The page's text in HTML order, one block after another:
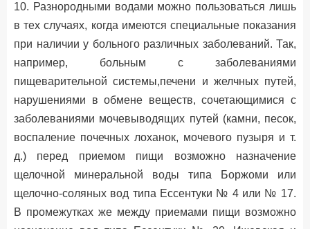
10. Разнородными водами можно пользоваться лишь
в тех случаях, когда имеются специальные показания
при наличии у больного различных заболеваний. Так,
например, больным с заболеваниями
пищеварительной системы,печени и желчных путей,
нарушениями в обмене веществ, сочетающимися с
заболеваниями мочевыводящих путей (камни, песок,
воспаление почечных лоханок, мочевого пузыря и т.
д.) перед приемом пищи возможно назначение
щелочной минеральной воды типа Боржоми или
щелочно-соляных вод типа Ессентуки № 4 или № 17.
В промежутках же между приемами пищи возможно